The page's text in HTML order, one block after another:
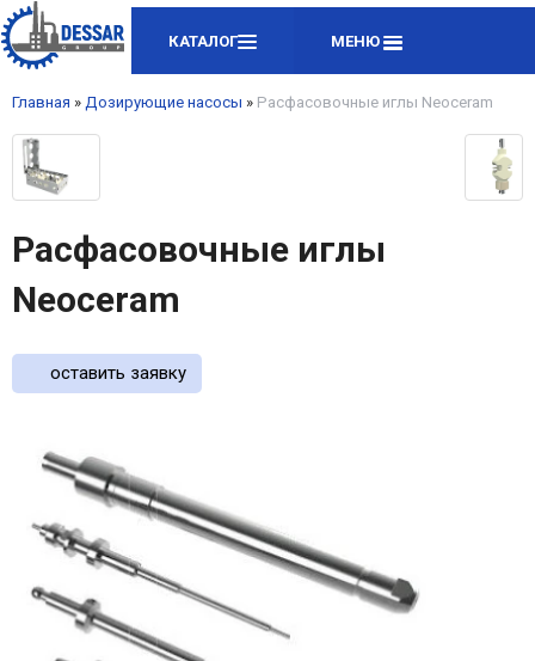
КАТАЛОГ МЕНЮ
Главная » Дозирующие насосы » Расфасовочные иглы Neoceram
Расфасовочные иглы
Neoceram
оставить заявку